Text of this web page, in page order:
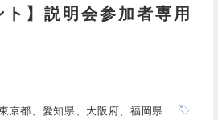
】説明会参加者専用
京都、愛知県、大阪府、福岡県